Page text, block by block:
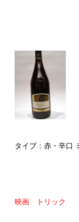
タイプ：赤・辛口
投映画 トリック